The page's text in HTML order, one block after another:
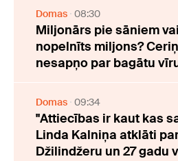
Domas 08:30
Miljonārs pie sāniem
nopelnīts miljons?
nesapņo par bagātu
Domas 09:34
"Attiecības ir kaut kas
Linda Kalniņa atklāti
Džilindžeru un 27 gadu